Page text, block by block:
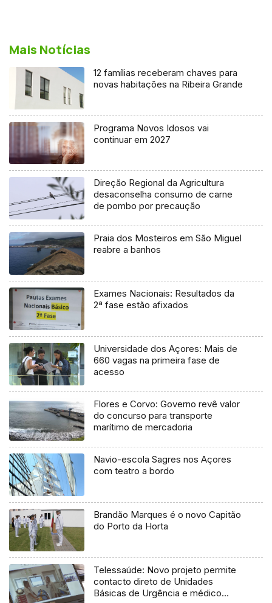
Mais Notícias
12 famílias receberam chaves para
novas habitações na Ribeira Grande
Programa Novos Idosos vai
continuar em 2027
Direção Regional da Agricultura
desaconselha consumo de carne
de pombo por precaução
Praia dos Mosteiros em São Miguel
reabre a banhos
Exames Nacionais: Resultados da
2ª fase estão afixados
Universidade dos Açores: Mais de
660 vagas na primeira fase de
acesso
Flores e Corvo: Governo revê valor
do concurso para transporte
marítimo de mercadoria
Navio-escola Sagres nos Açores
com teatro a bordo
Brandão Marques é o novo Capitão
do Porto da Horta
Telessaúde: Novo projeto permite
contacto direto de Unidades
Básicas de Urgência e médico